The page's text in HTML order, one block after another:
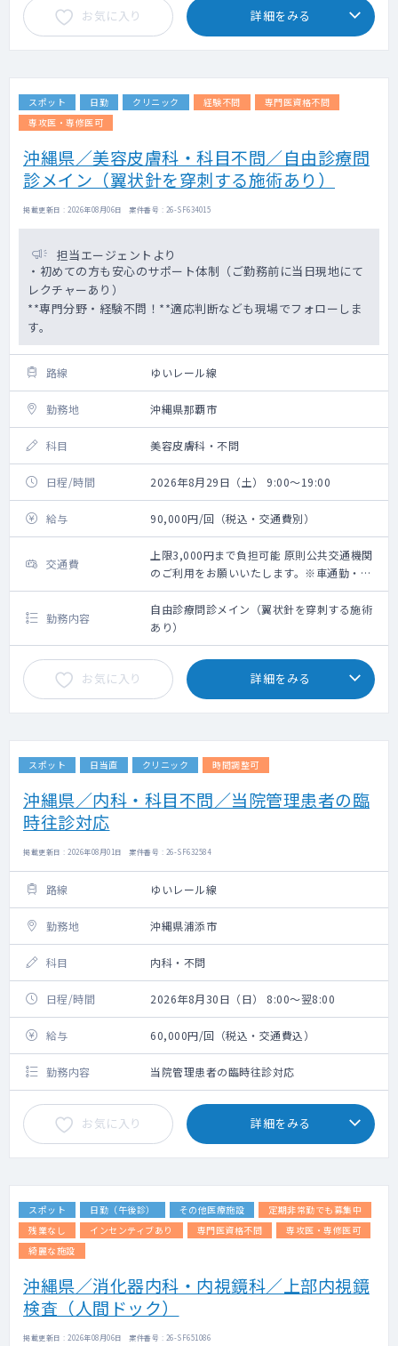
お気に入り 詳細をみる
スポット 日勤 クリニック 経験不問
専門医資格不問
専攻医・専修医可
沖縄県／美容皮膚科・科目不問／自由診療問
診メイン（翼状針を穿刺する施術あり）
掲載更新日 : 2026年08月06日 案件番号 : 26-SF634015
担当エージェントより
・初めての方も安心のサポート体制（ご勤務前に当日現地にて
レクチャーあり）
**専門分野・経験不問！**適応判断なども現場でフォローしま
す。
路線 ゆいレール線
勤務地 沖縄県那覇市
科目 美容皮膚科・不問
日程/時間 2026年8月29日（土） 9:00～19:00
給与 90,000円/回（税込・交通費別）
交通費
上限3,000円まで負担可能 原則公共交通機関
のご利用をお願いいたします。※車通勤・タ
クシー利用要相談
勤務内容
自由診療問診メイン（翼状針を穿刺する施術
あり）
お気に入り 詳細をみる
スポット 日当直 クリニック 時間調整可
沖縄県／内科・科目不問／当院管理患者の臨
時往診対応
掲載更新日 : 2026年08月01日 案件番号 : 26-SF632584
路線 ゆいレール線
勤務地 沖縄県浦添市
科目 内科・不問
日程/時間 2026年8月30日（日） 8:00～翌8:00
給与 60,000円/回（税込・交通費込）
勤務内容 当院管理患者の臨時往診対応
お気に入り 詳細をみる
スポット 日勤（午後診） その他医療施設
定期非常勤でも募集中
残業なし
インセンティブあり 専門医資格不問
専攻医・専修医可
綺麗な施設
沖縄県／消化器内科・内視鏡科／上部内視鏡
検査（人間ドック）
掲載更新日 : 2026年08月06日 案件番号 : 26-SF651086